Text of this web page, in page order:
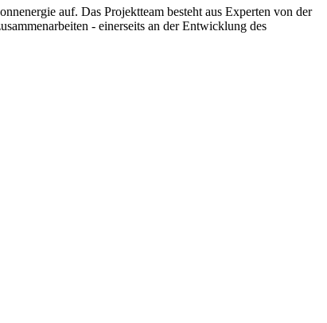
auf. Das Projektteam besteht aus Experten von der
- einerseits an der Entwicklung des